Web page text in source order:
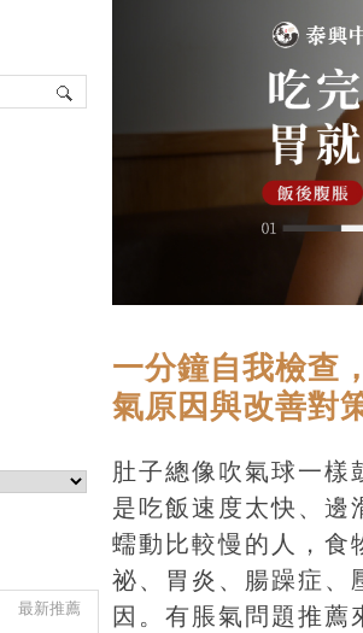
一分鐘自我檢查
氣原因與改善對
肚子總像吹氣球一樣
是吃飯速度太快、邊
蠕動比較慢的人，食
祕、胃炎、腸躁症、
因。有脹氣問題推薦
最新推薦